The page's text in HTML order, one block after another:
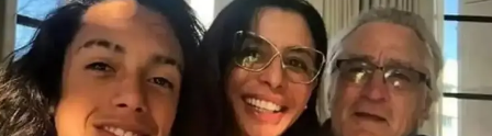
Rosa
Alabaster